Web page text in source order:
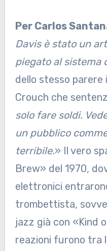
Per Carlos
Davis è stato un
piegato al sistema
dello stesso
Crouch che
solo fare soldi.
un pubblico
terribile.» Il vero
Brew» del 1970,
elettronici
trombettista,
jazz già con «Kind
reazioni furono tra